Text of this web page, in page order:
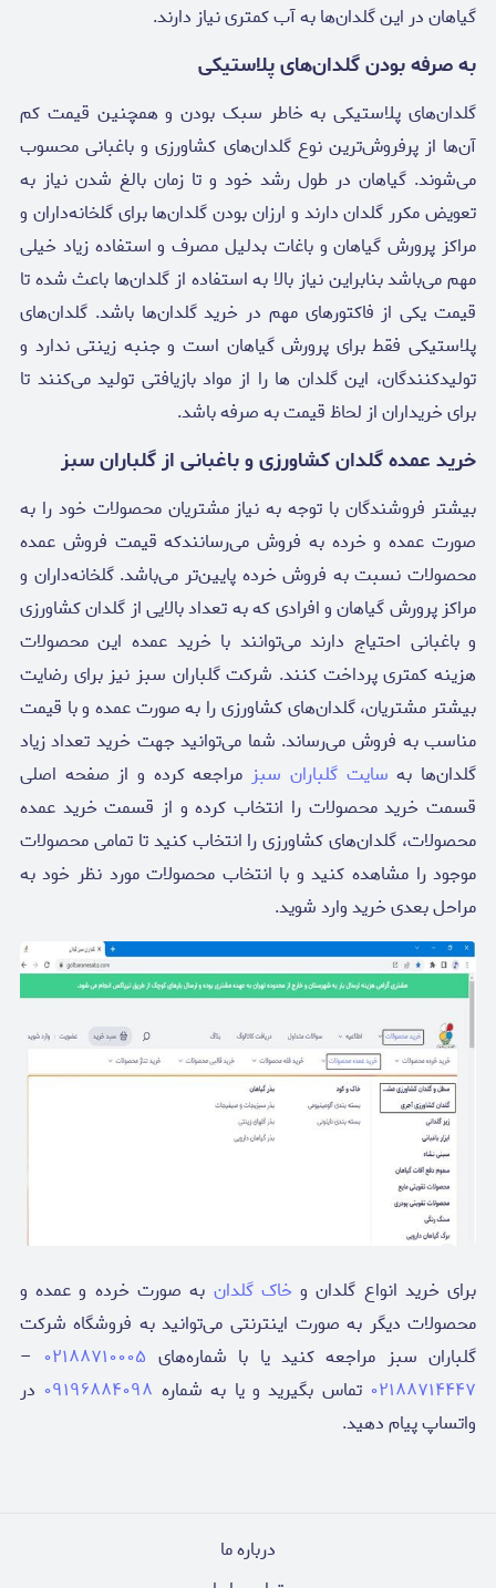
گیاهان در این گلدان‌ها به آب کمتری نیاز دارند.
به صرفه بودن گلدان‌های پلاستیکی
گلدان‌های پلاستیکی به خاطر سبک بودن و همچنین قیمت کم
آن‌ها از پرفروش‌ترین نوع گلدان‌های کشاورزی و باغبانی محسوب
می‌شوند. گیاهان در طول رشد خود و تا زمان بالغ شدن نیاز به
تعویض مکرر گلدان دارند و ارزان بودن گلدان‌ها برای گلخانه‌داران و
مراکز پرورش گیاهان و باغات بدلیل مصرف و استفاده زیاد خیلی
مهم می‌باشد بنابراین نیاز بالا به استفاده از گلدان‌ها باعث شده تا
قیمت یکی از فاکتورهای مهم در خرید گلدان‌ها باشد. گلدان‌های
پلاستیکی فقط برای پرورش گیاهان است و جنبه زینتی ندارد و
تولیدکنندگان، این گلدان ها را از مواد بازیافتی تولید می‌کنند تا
برای خریداران از لحاظ قیمت به صرفه باشد.
خرید عمده گلدان کشاورزی و باغبانی از گلباران سبز
بیشتر فروشندگان با توجه به نیاز مشتریان محصولات خود را به
صورت عمده و خرده به فروش می‌رسانندکه قیمت فروش عمده
محصولات نسبت به فروش خرده پایین‌تر می‌باشد. گلخانه‌داران و
مراکز پرورش گیاهان و افرادی که به تعداد بالایی از گلدان کشاورزی
و باغبانی احتیاج دارند می‌توانند با خرید عمده این محصولات
هزینه کمتری پرداخت کنند. شرکت گلباران سبز نیز برای رضایت
بیشتر مشتریان، گلدان‌های کشاورزی را به صورت عمده و با قیمت
مناسب به فروش می‌رساند. شما می‌توانید جهت خرید تعداد زیاد
گلدان‌ها به سایت گلباران سبز مراجعه کرده و از صفحه اصلی
قسمت خرید محصولات را انتخاب کرده و از قسمت خرید عمده
محصولات، گلدان‌های کشاورزی را انتخاب کنید تا تمامی محصولات
موجود را مشاهده کنید و با انتخاب محصولات مورد نظر خود به
مراحل بعدی خرید وارد شوید.
برای خرید انواع گلدان و خاک گلدان به صورت خرده و عمده و
محصولات دیگر به صورت اینترنتی می‌توانید به فروشگاه شرکت
گلباران سبز مراجعه کنید یا با شماره‌های ۰۲۱۸۸۷۱۰۰۰۵ –
۰۲۱۸۸۷۱۴۴۴۷ تماس بگیرید و یا به شماره ۰۹۱۹۶۸۸۴۰۹۸ در
واتساپ پیام دهید.
درباره ما